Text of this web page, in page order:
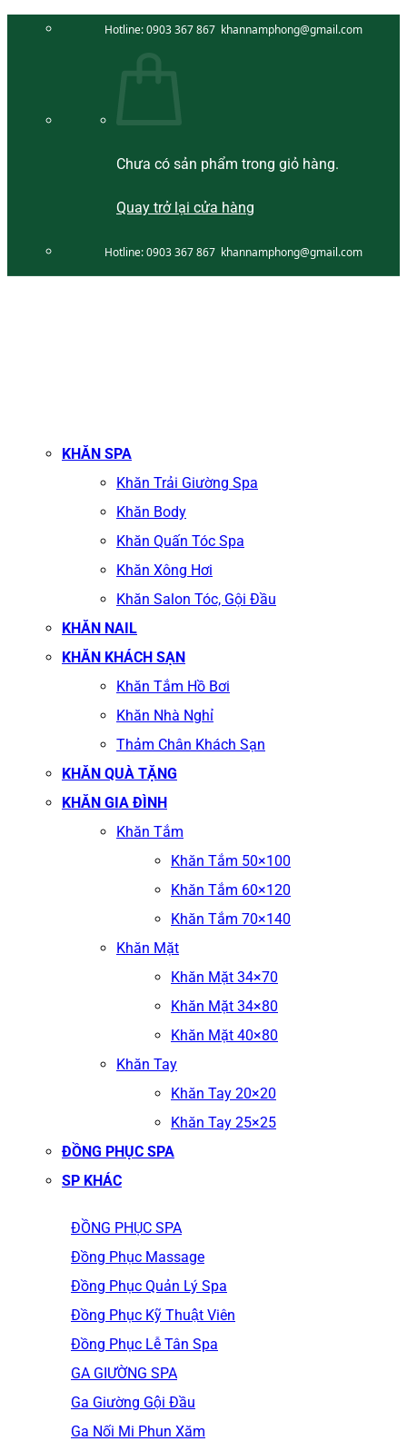
Hotline:0903 367 867 khannamphong@gmail.com
Chưa có sản phẩm trong giỏ hàng.
Quay trở lại cửa hàng
Hotline:0903 367 867 khannamphong@gmail.com
KHĂN SPA
Khăn Trải Giường Spa
Khăn Body
Khăn Quấn Tóc Spa
Khăn Xông Hơi
Khăn Salon Tóc, Gội Đầu
KHĂN NAIL
KHĂN KHÁCH SẠN
Khăn Tắm Hồ Bơi
Khăn Nhà Nghỉ
Thảm Chân Khách Sạn
KHĂN QUÀ TẶNG
KHĂN GIA ĐÌNH
Khăn Tắm
Khăn Tắm 50×100
Khăn Tắm 60×120
Khăn Tắm 70×140
Khăn Mặt
Khăn Mặt 34×70
Khăn Mặt 34×80
Khăn Mặt 40×80
Khăn Tay
Khăn Tay 20×20
Khăn Tay 25×25
ĐỒNG PHỤC SPA
SP KHÁC
ĐỒNG PHỤC SPA
Đồng Phục Massage
Đồng Phục Quản Lý Spa
Đồng Phục Kỹ Thuật Viên
Đồng Phục Lễ Tân Spa
GA GIƯỜNG SPA
Ga Giường Gội Đầu
Ga Nối Mi Phun Xăm